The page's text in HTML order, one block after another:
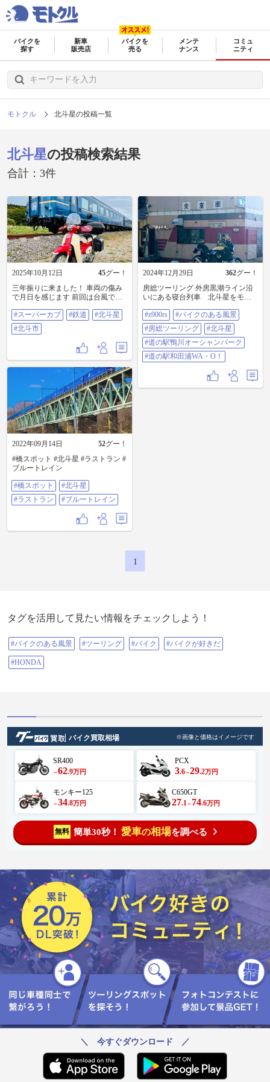
バイクを
探す
新車
販売店
バイクを
売る
メンテ
ナンス
コミュ
ニティ
モトクル 北斗星の投稿一覧
北斗星の投稿検索結果
合計：3件
2025年10月12日 45グー！
三年振りに来ました！ 車両の傷み
で月日を感じます 前回は台風で大
カブで宿泊 次来る時も元気な姿を
見せて欲しいなー^ ^ #スーパーカ
ブ#鉄道#北斗星#北斗市
#スーパーカブ #鉄道
#北斗星
#北斗市
2024年12月29日 362グー！
房総ツーリング 外房黒潮ライン沿
いにある寝台列車 北斗星をモチ
くてお店は閉まっていましたが、
店主さんが仕込みをされていまし
た 機会があれば中に入ってみたい
です🤤 道の駅 鴨川オーシャンパー
ク→道の駅 和田浦 どちらの道の駅
も特徴のある道の駅です😁
#Z900RS #バイクのある風景 #房総
ーシャンパーク #道の駅和田浦
#z900rs
#バイクのある風景
#房総ツーリング
#北斗星
#道の駅鴨川オーシャンパーク
#道の駅和田浦WA・O！
2022年09月14日 52グー！
#橋スポット #北斗星 #ラストラン #
ブルートレイン
#橋スポット
#北斗星
#ラストラン
#ブルートレイン
1
タグを活用して見たい情報をチェックしよう！
#バイクのある風景 #ツーリング #バイク #バイクが好きだ
#HONDA
バイク買取相場 ※画像と価格はイメージです
SR400
～62.9万円
PCX
3.6～29.2万円
モンキー125
～34.8万円
C650GT
27.1 ～ 74.6万円
無料 簡単30秒！ 愛車の相場を調べる
＼ 今すぐダウンロード ／